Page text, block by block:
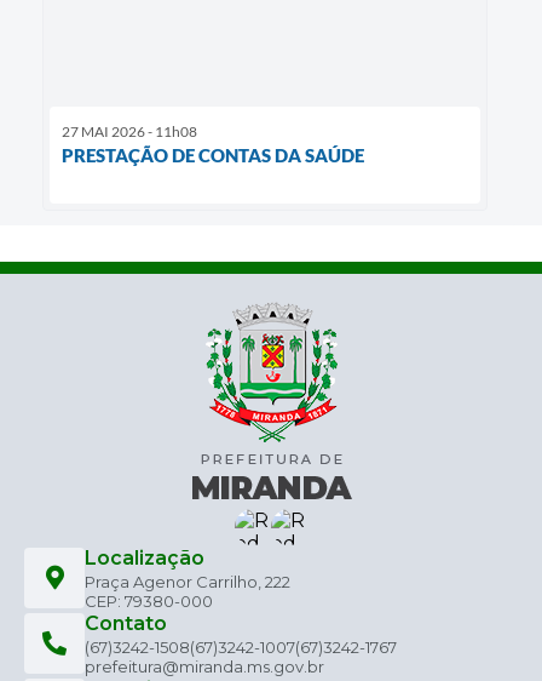
27 MAI 2026 - 11h08
PRESTAÇÃO DE CONTAS DA SAÚDE
Localização
Praça Agenor Carrilho, 222
CEP: 79380-000
Contato
(67)3242-1508(67)3242-1007(67)3242-1767
prefeitura@miranda.ms.gov.br